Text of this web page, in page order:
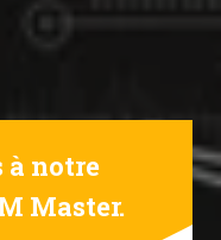
notre
Master.